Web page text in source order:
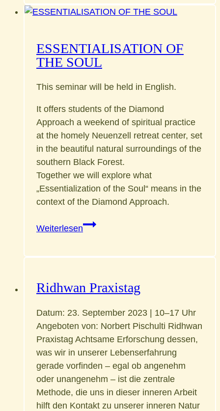
Eine
innere
Universum
ESSENTIALISATION OF
THE SOUL
This seminar will be held in English.
It offers students of the Diamond
Approach a weekend of spiritual practice
at the homely Neuenzell retreat center, set
in the beautiful natural surroundings of the
southern Black Forest.
Together we will explore what
„Essentialization of the Soul“ means in the
context of the Diamond Approach.
WeiterlesenESSENTIALISATION
Ridhwan Praxistag
Datum: 23. September 2023 | 10–17 Uhr
Angeboten von: Norbert Pischulti Ridhwan
Praxistag Achtsame Erforschung dessen,
was wir in unserer Lebenserfahrung
gerade vorfinden – egal ob angenehm
oder unangenehm – ist die zentrale
Methode, die uns in dieser inneren Arbeit
hilft den Kontakt zu unserer inneren Natur